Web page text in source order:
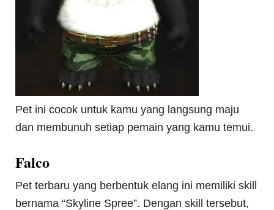
Pet ini cocok untuk kamu yang langsung maju
dan membunuh setiap pemain yang kamu temui.
Falco
Pet terbaru yang berbentuk elang ini memiliki skill
bernama “Skyline Spree”. Dengan skill tersebut,